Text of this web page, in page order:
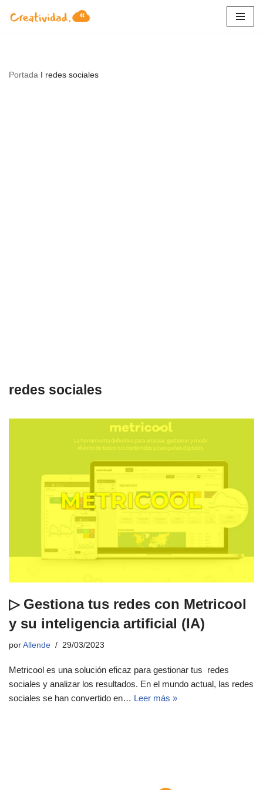
Portada I redes sociales
redes sociales
▷ Gestiona tus redes con Metricool
y su inteligencia artificial (IA)
por Allende 29/03/2023
Metricool es una solución eficaz para gestionar tus redes
sociales y analizar los resultados. En el mundo actual, las redes
sociales se han convertido en… Leer más »